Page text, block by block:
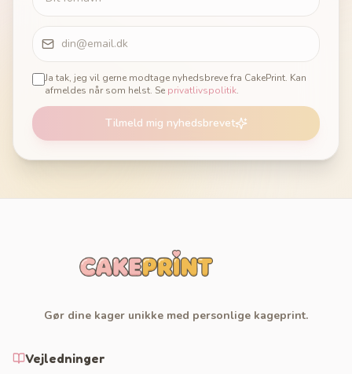
Ja tak, jeg vil gerne modtage nyhedsbreve fra CakePrint. Kan
afmeldes når som helst. Se privatlivspolitik.
Tilmeld mig nyhedsbrevet
Gør dine kager unikke med personlige kageprint.
Vejledninger